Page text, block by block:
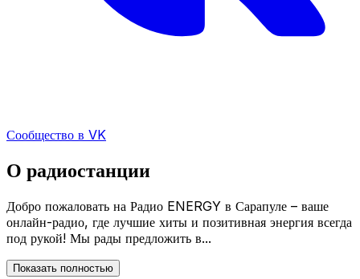
Сообщество в VK
О радиостанции
Добро пожаловать на Радио ENERGY в Сарапуле – ваше
онлайн-радио, где лучшие хиты и позитивная энергия всегда
под рукой! Мы рады предложить в...
Показать полностью